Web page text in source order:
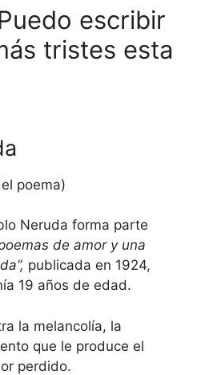
escribir
tristes esta
poema)
Neruda forma parte
de amor y una
publicada en 1924,
19 años de edad.
la melancolía, la
que le produce el
perdido.